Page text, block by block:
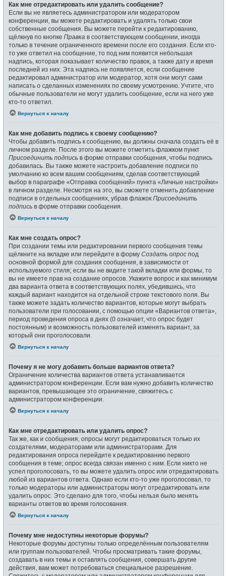
Как мне отредактировать или удалить сообщение?
Если вы не являетесь администратором или модератором
конференции, вы можете редактировать и удалять только свои
собственные сообщения. Вы можете перейти к редактированию,
щёлкнув по кнопке Правка в соответствующем сообщении, иногда
только в течение ограниченного времени после его создания. Если кто-
то уже ответил на сообщение, то под ним появится небольшая
надпись, которая показывает количество правок, а также дату и время
последней из них. Эта надпись не появляется, если сообщение
редактировал администратор или модератор, хотя они могут сами
написать о сделанных изменениях по своему усмотрению. Учтите, что
обычные пользователи не могут удалить сообщение, если на него уже
кто-то ответил.
Вернуться к началу
Как мне добавить подпись к своему сообщению?
Чтобы добавить подпись к сообщению, вы должны сначала создать её в
личном разделе. После этого вы можете отметить флажком пункт
Присоединить подпись в форме отправки сообщения, чтобы подпись
добавилась. Вы также можете настроить добавление подписи по
умолчанию ко всем вашим сообщениям, сделав соответствующий
выбор в параграфе «Отправка сообщений» пункта «Личные настройки»
в личном разделе. Несмотря на это, вы сможете отменить добавление
подписи в отдельных сообщениях, убрав флажок Присоединить
подпись в форме отправки сообщения.
Вернуться к началу
Как мне создать опрос?
При создании темы или редактировании первого сообщения темы
щёлкните на вкладке или перейдите в форму Создать опрос под
основной формой для создания сообщения, в зависимости от
используемого стиля; если вы не видите такой вкладки или формы, то
вы не имеете прав на создание опросов. Укажите вопрос и как минимум
два варианта ответа в соответствующих полях, убедившись, что
каждый вариант находится на отдельной строке текстового поля. Вы
также можете задать количество вариантов, которые могут выбрать
пользователи при голосовании, с помощью опции «Вариантов ответа»,
период проведения опроса в днях (0 означает, что опрос будет
постоянным) и возможность пользователей изменять вариант, за
который они проголосовали.
Вернуться к началу
Почему я не могу добавить больше вариантов ответа?
Ограничение количества вариантов ответа устанавливается
администратором конференции. Если вам нужно добавить количество
вариантов, превышающее это ограничение, свяжитесь с
администратором конференции.
Вернуться к началу
Как мне отредактировать или удалить опрос?
Так же, как и сообщения, опросы могут редактироваться только их
создателями, модераторами или администраторами. Для
редактирования опроса перейдите к редактированию первого
сообщения в теме; опрос всегда связан именно с ним. Если никто не
успел проголосовать, то вы можете удалить опрос или отредактировать
любой из вариантов ответа. Однако если кто-то уже проголосовал, то
только модераторы или администраторы могут отредактировать или
удалить опрос. Это сделано для того, чтобы нельзя было менять
варианты ответов во время голосования.
Вернуться к началу
Почему мне недоступны некоторые форумы?
Некоторые форумы доступны только определённым пользователям
или группам пользователей. Чтобы просматривать такие форумы,
создавать в них темы и оставлять сообщения, совершать другие
действия, вам может потребоваться специальное разрешение.